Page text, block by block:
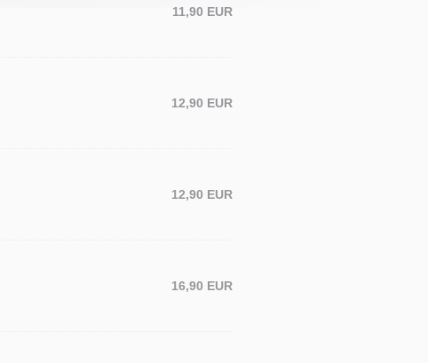
11,90 EUR
12,90 EUR
12,90 EUR
16,90 EUR